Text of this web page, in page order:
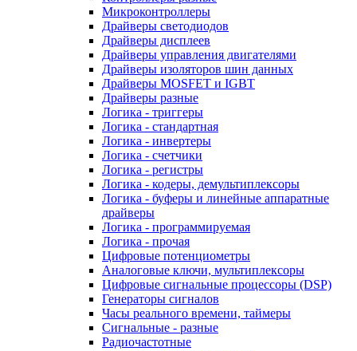
Микроконтроллеры
Драйверы светодиодов
Драйверы дисплеев
Драйверы управления двигателями
Драйверы изоляторов шин данных
Драйверы MOSFET и IGBT
Драйверы разные
Логика - триггеры
Логика - стандартная
Логика - инвертеры
Логика - счетчики
Логика - регистры
Логика - кодеры, демультиплексоры
Логика - буферы и линейные аппаратные
драйверы
Логика - программируемая
Логика - прочая
Цифровые потенциометры
Аналоговые ключи, мультиплексоры
Цифровые сигнальные процессоры (DSP)
Генераторы сигналов
Часы реального времени, таймеры
Сигнальные - разные
Радиочастотные